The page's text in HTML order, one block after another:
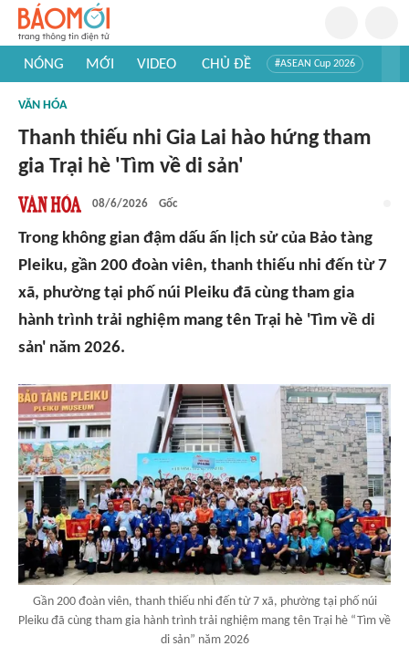
NÓNG MỚI VIDEO CHỦ ĐỀ #ASEAN Cup 2026
#Khám phá thế giới
VĂN HÓA
Thanh thiếu nhi Gia Lai hào hứng tham
gia Trại hè 'Tìm về di sản'
08/6/2026 Gốc
Trong không gian đậm dấu ấn lịch sử của Bảo tàng
Pleiku, gần 200 đoàn viên, thanh thiếu nhi đến từ 7
xã, phường tại phố núi Pleiku đã cùng tham gia
hành trình trải nghiệm mang tên Trại hè 'Tìm về di
sản' năm 2026.
Gần 200 đoàn viên, thanh thiếu nhi đến từ 7 xã, phường tại phố núi
Pleiku đã cùng tham gia hành trình trải nghiệm mang tên Trại hè “Tìm về
di sản” năm 2026